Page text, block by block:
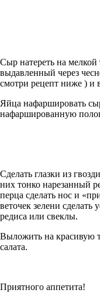
Сыр натереть на
выдавленный через
смотри рецепт ниже ) и
Яйца нафаршировать
нафаршированную
Сделать глазки из
них тонко нарезанный
перца сделать нос и
веточек зелени сделать
редиса или свеклы.
Выложить на красивую
салата.
Приятного аппетита!